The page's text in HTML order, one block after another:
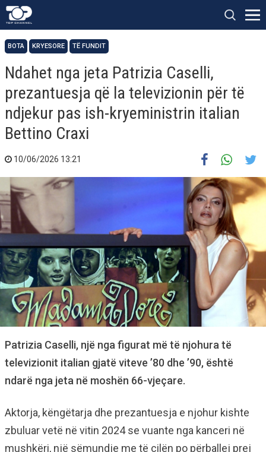
BOTA KRYESORE TË FUNDIT
Ndahet nga jeta Patrizia Caselli,
prezantuesja që la televizionin për të
ndjekur pas ish-kryeministrin italian
Bettino Craxi
10/06/2026 13:21
Patrizia Caselli, një nga figurat më të njohura të
televizionit italian gjatë viteve ’80 dhe ’90, është
ndarë nga jeta në moshën 66-vjeçare.
Aktorja, këngëtarja dhe prezantuesja e njohur kishte
zbuluar vetë në vitin 2024 se vuante nga kanceri në
mushkëri, një sëmundje me të cilën po përballej prej